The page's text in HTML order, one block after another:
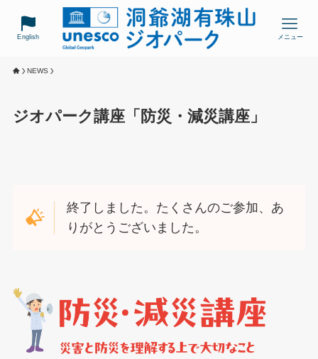
English メニュー
NEWS
ジオパーク講座「防災・減災講座」
終了しました。たくさんのご参加、あ
りがとうございました。